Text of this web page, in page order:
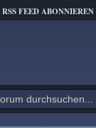
RSS FEED ABONNIEREN